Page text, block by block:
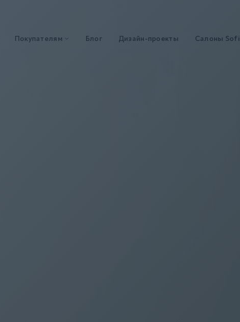
Покупателям Блог Дизайн-проекты Салоны